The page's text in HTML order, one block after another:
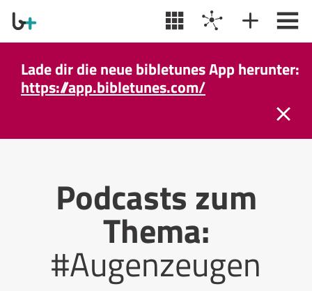
Lade dir die neue bibletunes App herunter:
https://app.bibletunes.com/
Podcasts zum
Thema:
#Augenzeugen